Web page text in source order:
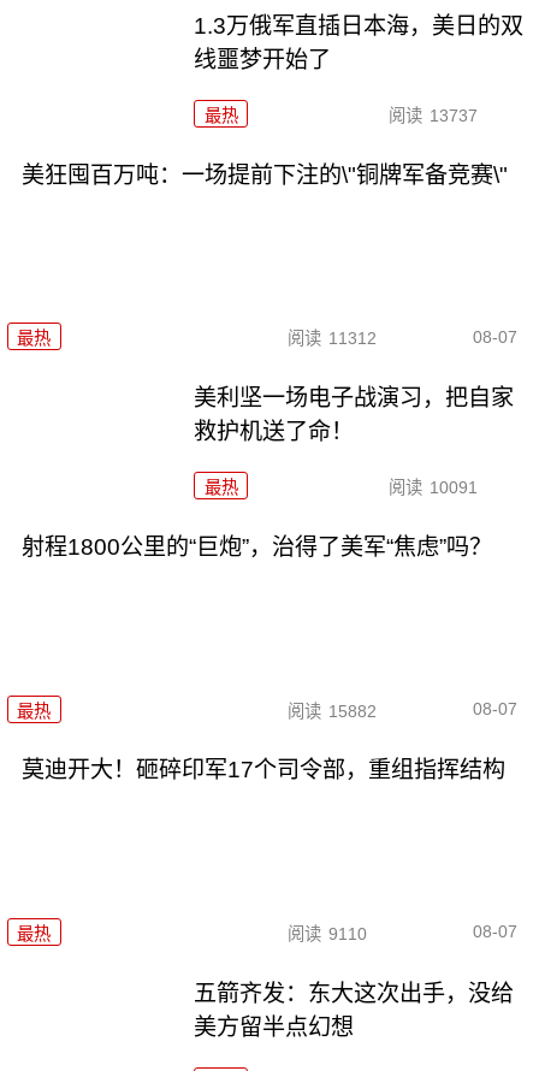
1.3万俄军直插日本海，美日的双
线噩梦开始了
最热 阅读 13737
美狂囤百万吨：一场提前下注的\"铜牌军备竞赛\"
最热 阅读 11312 08-07
美利坚一场电子战演习，把自家
救护机送了命！
最热 阅读 10091
射程1800公里的“巨炮”，治得了美军“焦虑”吗？
最热 阅读 15882 08-07
莫迪开大！砸碎印军17个司令部，重组指挥结构
最热 阅读 9110 08-07
五箭齐发：东大这次出手，没给
美方留半点幻想